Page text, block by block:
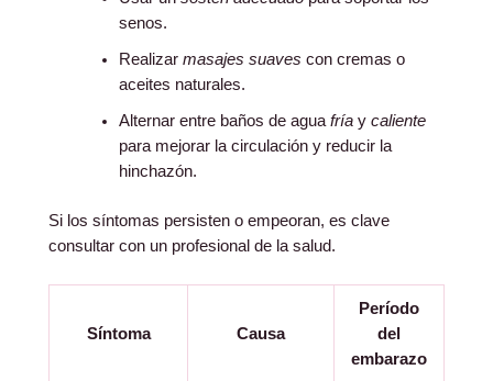
senos.
Realizar masajes suaves con cremas o
aceites naturales.
Alternar entre baños de agua fríay caliente
para mejorar la circulación y reducir la
hinchazón.
Si los síntomas persisten o empeoran, es clave
consultar con un profesional de la salud.
Síntoma Causa
Período
del
embarazo